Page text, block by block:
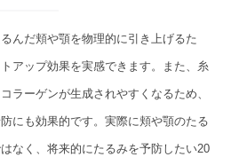
んだ頬や顎を物理的に引き上げるた
アップ効果を実感できます。また、糸
ラーゲンが生成されやすくなるため、
にも効果的です。実際に頬や顎のたる
なく、将来的にたるみを予防したい20